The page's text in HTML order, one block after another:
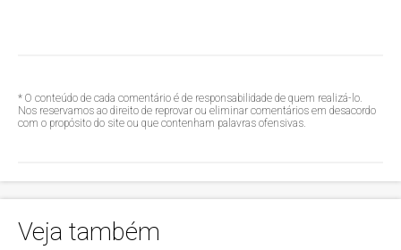
* O conteúdo de cada comentário é de responsabilidade de quem realizá-lo.
Nos reservamos ao direito de reprovar ou eliminar comentários em desacordo
com o propósito do site ou que contenham palavras ofensivas.
Veja também